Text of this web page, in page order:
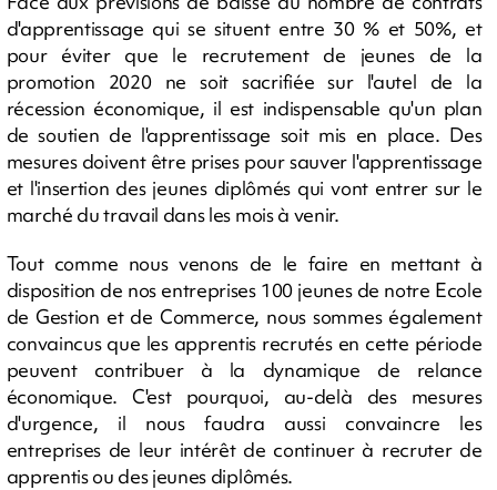
d'apprentissage qui se situent entre 30 % et 50%, et
pour éviter que le recrutement de jeunes de la
promotion 2020 ne soit sacrifiée sur l'autel de la
récession économique, il est indispensable qu'un plan
de soutien de l'apprentissage soit mis en place. Des
mesures doivent être prises pour sauver l'apprentissage
et l'insertion des jeunes diplômés qui vont entrer sur le
marché du travail dans les mois à venir.
Tout comme nous venons de le faire en mettant à
disposition de nos entreprises 100 jeunes de notre Ecole
de Gestion et de Commerce, nous sommes également
convaincus que les apprentis recrutés en cette période
peuvent contribuer à la dynamique de relance
économique. C'est pourquoi, au-delà des mesures
d'urgence, il nous faudra aussi convaincre les
entreprises de leur intérêt de continuer à recruter de
apprentis ou des jeunes diplômés.